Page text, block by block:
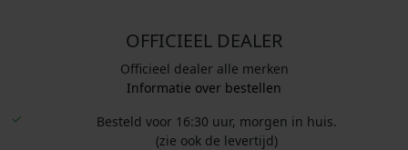
OFFICIEEL DEALER
Officieel dealer alle merken
Informatie over bestellen
Besteld voor 16:30 uur, morgen in huis.
(zie ook de levertijd)